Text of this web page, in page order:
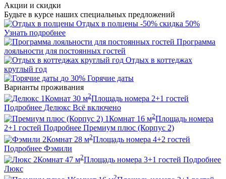
Акции и скидки
Будьте в курсе наших специальных предложений
Отдых в полцены -50% скидка 50%
Узнать подробнее
Программа
лояльности для постоянных гостей
Отдых в коттеджах
круглый год
до 30% Горячие даты
Варианты проживания
1Комнат 30 м2Площадь номера 2+1 гостей
Подробнее Делюкс Всё включено
1Комнат 16 м2Площадь номера
2+1 гостей Подробнее Премиум плюс (Корпус 2)
2Комнат 28 м2Площадь номера 4+2 гостей
Подробнее Фэмили
2Комнат 47 м2Площадь номера 3+1 гостей Подробнее
Люкс
2